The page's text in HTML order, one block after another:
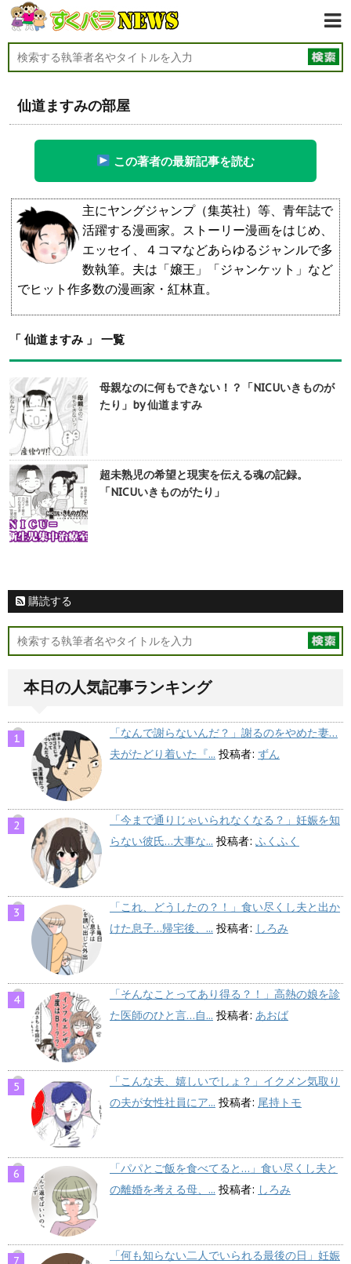
仙道ますみの部屋
この著者の最新記事を読む
主にヤングジャンプ（集英社）等、青年誌で
活躍する漫画家。ストーリー漫画をはじめ、
エッセイ、４コマなどあらゆるジャンルで多
数執筆。夫は「嬢王」「ジャンケット」など
でヒット作多数の漫画家・紅林直。
「 仙道ますみ 」 一覧
母親なのに何もできない！？「NICUいきものが
たり」by 仙道ますみ
超未熟児の希望と現実を伝える魂の記録。
「NICUいきものがたり」
購読する
本日の人気記事ランキング
「なんで謝らないんだ？」謝るのをやめた妻…
夫がたどり着いた『... 投稿者: ずん
「今まで通りじゃいられなくなる？」妊娠を知
らない彼氏…大事な... 投稿者: ふくふく
「これ、どうしたの？！」食い尽くし夫と出か
けた息子…帰宅後、... 投稿者: しろみ
「そんなことってあり得る？！」高熱の娘を診
た医師のひと言…自... 投稿者: あおば
「こんな夫、嬉しいでしょ？」イクメン気取り
の夫が女性社員にア... 投稿者: 尾持トモ
「パパとご飯を食べてると…」食い尽くし夫と
の離婚を考える母、... 投稿者: しろみ
「何も知らない二人でいられる最後の日」妊娠